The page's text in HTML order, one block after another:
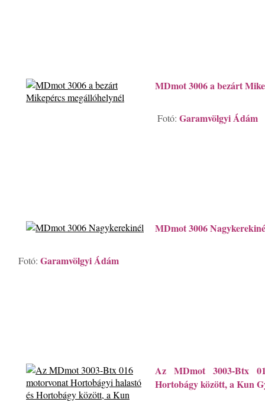
MDmot 3006 a bezárt
Fotó: Garamvölgyi Ádám
MDmot 3006
Fotó: Garamvölgyi Ádám
Az MDmot 3003-Btx
Hortobágy között, a Kun